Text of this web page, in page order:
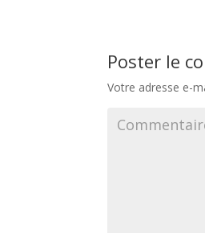
Poster le
Votre adresse e-